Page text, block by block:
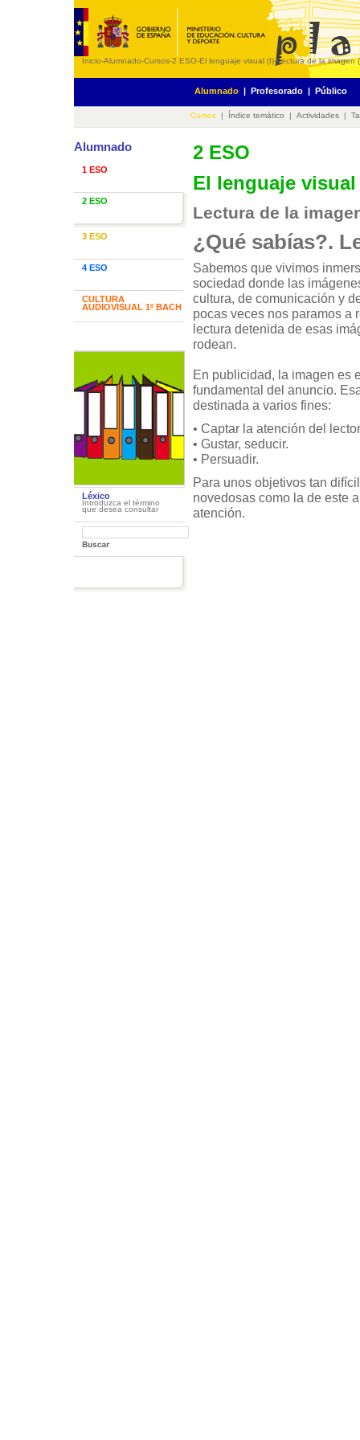
Inicio-Alumnado-Cursos-2 ESO-El lenguaje visual (I)-Lectura de la imagen
Alumnado | Profesorado | Público
Cursos | Índice temático | Actividades |
Alumnado
1 ESO
2 ESO
3 ESO
4 ESO
CULTURA
AUDIOVISUAL 1º BACH
Léxico
Introduzca el término
que desea consultar
2 ESO
El lenguaje visual
Lectura de la
¿Qué sabías?.
Sabemos que vivimos
sociedad donde las
cultura, de comunicación y
pocas veces nos paramos a
lectura detenida de esas
rodean.
En publicidad, la imagen es
fundamental del anuncio.
destinada a varios fines:
• Captar la atención del
• Gustar, seducir.
• Persuadir.
Para unos objetivos tan
novedosas como la de este
atención.